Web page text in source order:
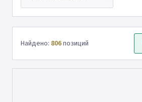
Найдено: 806позиций